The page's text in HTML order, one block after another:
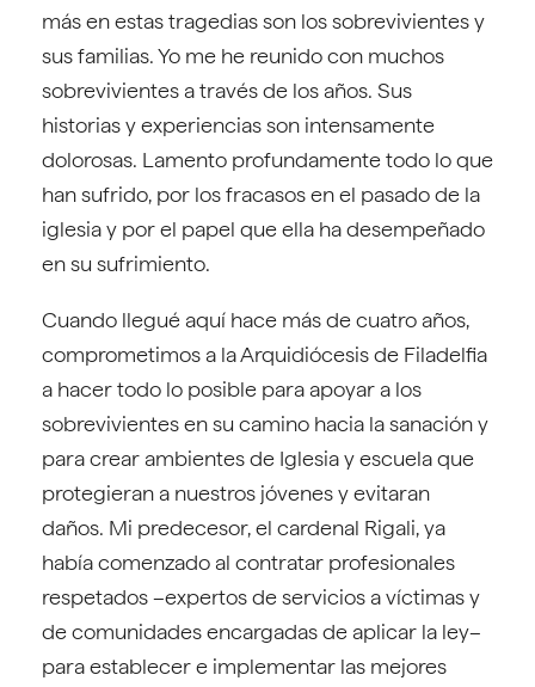
más en estas tragedias son los sobrevivientes y
sus familias. Yo me he reunido con muchos
sobrevivientes a través de los años. Sus
historias y experiencias son intensamente
dolorosas. Lamento profundamente todo lo que
han sufrido, por los fracasos en el pasado de la
iglesia y por el papel que ella ha desempeñado
en su sufrimiento.
Cuando llegué aquí hace más de cuatro años,
comprometimos a la Arquidiócesis de Filadelfia
a hacer todo lo posible para apoyar a los
sobrevivientes en su camino hacia la sanación y
para crear ambientes de Iglesia y escuela que
protegieran a nuestros jóvenes y evitaran
daños. Mi predecesor, el cardenal Rigali, ya
había comenzado al contratar profesionales
respetados –expertos de servicios a víctimas y
de comunidades encargadas de aplicar la ley–
para establecer e implementar las mejores